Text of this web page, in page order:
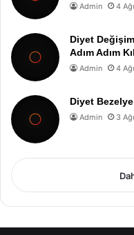
Admin 4
Diyet
Adım Adım
Admin 4
Diyet
Admin 3